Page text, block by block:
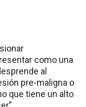
como una
al
pre-maligna o
que tiene un alto